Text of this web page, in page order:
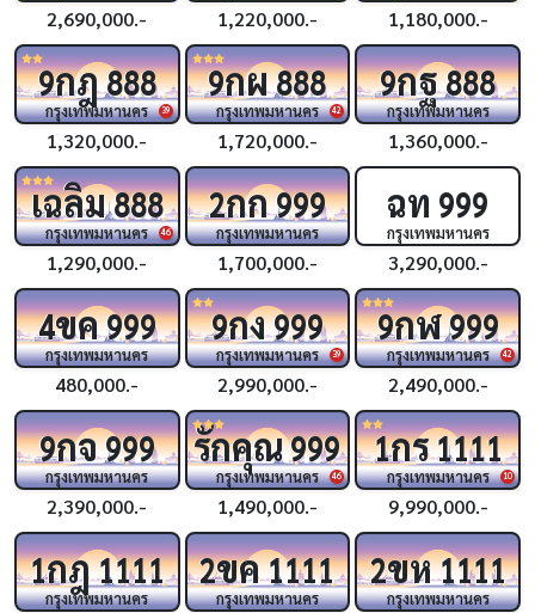
2,690,000.- 1,220,000.- 1,180,000.-
39
9กฎ888
กรุงเทพมหานคร
1,320,000.-
42
9กผ888
กรุงเทพมหานคร
1,720,000.-
9กฐ888
กรุงเทพมหานคร
1,360,000.-
46
เฉลิม888
กรุงเทพมหานคร
1,290,000.-
2กก999
กรุงเทพมหานคร
1,700,000.-
ฉท 999
กรุงเทพมหานคร
3,290,000.-
4ขค999
กรุงเทพมหานคร
480,000.-
39
9กง999
กรุงเทพมหานคร
2,990,000.-
42
9กฬ999
กรุงเทพมหานคร
2,490,000.-
9กจ999
กรุงเทพมหานคร
2,390,000.-
46
รักคุณ999
กรุงเทพมหานคร
1,490,000.-
10
1กร1111
กรุงเทพมหานคร
9,990,000.-
1กฎ1111
กรุงเทพมหานคร
2ขค1111
กรุงเทพมหานคร
2ขห1111
กรุงเทพมหานคร